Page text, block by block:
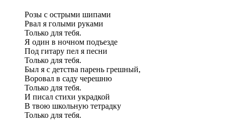
Розы с острыми шипами
Рвал я голыми руками
Только для тебя.
Я один в ночном подъезде
Под гитару пел я песни
Только для тебя.
Был я с детства парень грешный,
Воровал в саду черешню
Только для тебя.
И писал стихи украдкой
В твою школьную тетрадку
Только для тебя.